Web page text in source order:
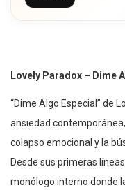
Lovely Paradox – Dime
“Dime Algo Especial” de
ansiedad
colapso emocional y la
Desde sus primeras
monólogo interno donde